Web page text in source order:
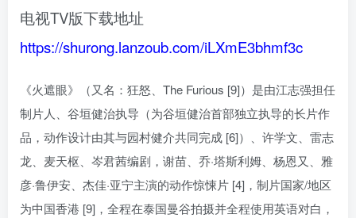
电视TV版下载地址
https://shurong.lanzoub.com/iLXmE3bhmf3c
《火遮眼》（又名：狂怒、The Furious [9]）是由江志强担任
制片人、谷垣健治执导（为谷垣健治首部独立执导的长片作
品，动作设计由其与园村健介共同完成 [6]）、许学文、雷志
龙、麦天枢、岑君茜编剧，谢苗、乔·塔斯利姆、杨恩又、雅
彦·鲁伊安、杰佳·亚宁主演的动作惊悚片 [4]，制片国家/地区
为中国香港 [9]，全程在泰国曼谷拍摄并全程使用英语对白，